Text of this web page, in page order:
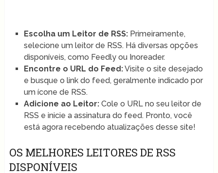
Escolha um Leitor de RSS:Primeiramente,
selecione um leitor de RSS. Há diversas opções
disponíveis, como Feedly ou Inoreader.
Encontre o URL do Feed:Visite o site desejado
e busque o link do feed, geralmente indicado por
um ícone de RSS.
Adicione ao Leitor:Cole o URL no seu leitor de
RSS e inicie a assinatura do feed. Pronto, você
está agora recebendo atualizações desse site!
OS MELHORES LEITORES DE RSS
DISPONÍVEIS